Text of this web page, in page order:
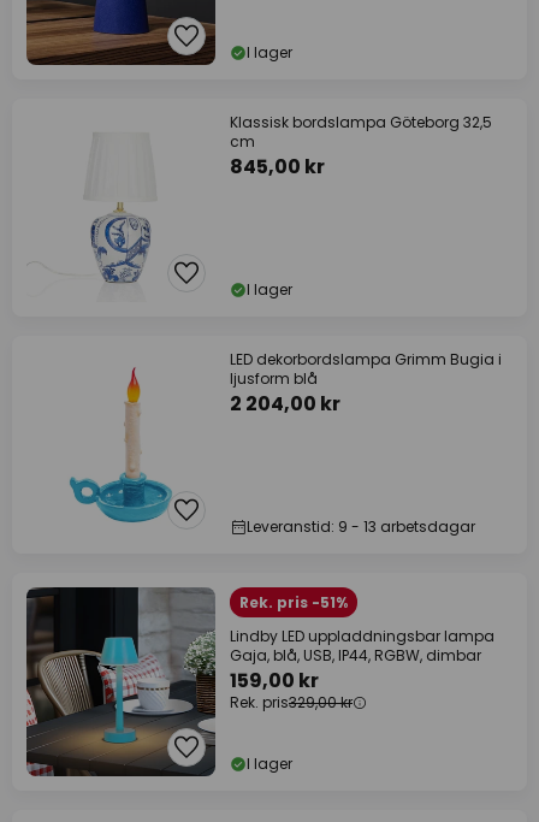
I lager
Klassisk bordslampa Göteborg 32,5
cm
845,00 kr
I lager
LED dekorbordslampa Grimm Bugia i
ljusform blå
2 204,00 kr
Leveranstid: 9 - 13 arbetsdagar
Rek. pris -51%
Lindby LED uppladdningsbar lampa
Gaja, blå, USB, IP44, RGBW, dimbar
159,00 kr
Rek. pris329,00 kr
I lager